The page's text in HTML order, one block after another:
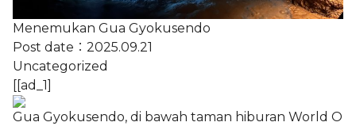
Menemukan Gua Gyokusendo
Post date： 2025.09.21
Uncategorized
[[ad_1]
Gua Gyokusendo, di bawah taman hiburan World O